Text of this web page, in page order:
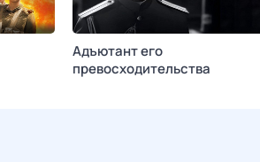
Адъютант его
превосходительства